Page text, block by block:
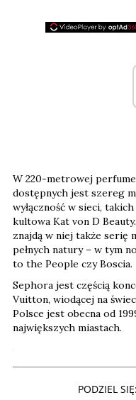
W 220-metrowej
dostępnych jest szereg
wyłączność w sieci,
kultowa Kat von D
znajdą w niej także serię
pełnych natury – w tym
to the People czy Boscia.
Sephora jest częścią
Vuitton, wiodącej na
Polsce jest obecna od
największych miastach.
PODZIEL SIĘ: